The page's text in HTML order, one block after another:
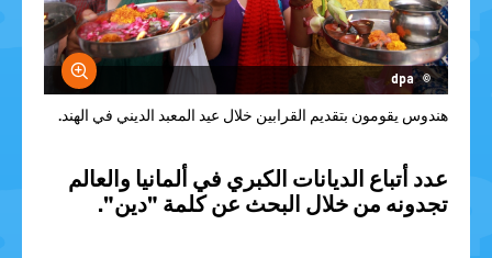
© dpa
هندوس يقومون بتقديم القرابين خلال عيد المعبد الديني في الهند.
عدد أتباع الديانات الكبري في ألمانيا والعالم
تجدونه من خلال البحث عن كلمة "دين".